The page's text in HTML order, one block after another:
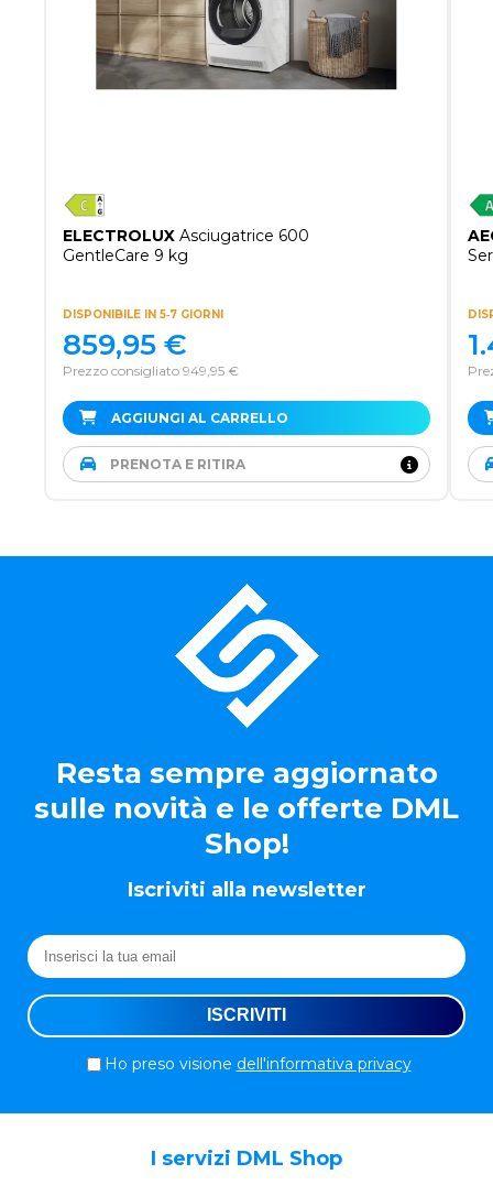
ELECTROLUX Asciugatrice 600
GentleCare 9 kg
DISPONIBILE IN 5‑7 GIORNI
Prezzo consigliato 949,95 €
859,95 €
AGGIUNGI AL CARRELLO
PRENOTA E RITIRA
Resta sempre aggiornato
sulle novità e le offerte DML
Shop!
Iscriviti alla newsletter
Ho preso visione dell'informativa privacy
I servizi DML Shop